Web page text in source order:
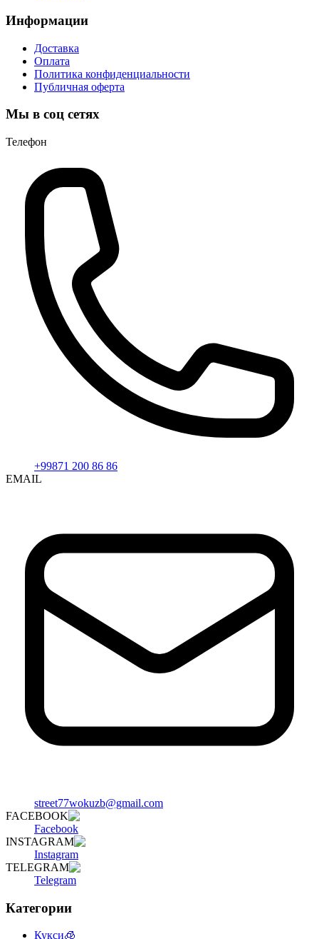
Информации
Доставка
Оплата
Политика конфиденциальности
Публичная оферта
Мы в соц сетях
Телефон
+99871 200 86 86
EMAIL
street77wokuzb@gmail.com
FACEBOOK
Facebook
INSTAGRAM
Instagram
TELEGRAM
Telegram
Категории
Кукси🧊